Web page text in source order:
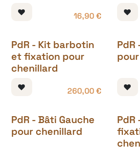
16,90€
PdR - Kit barbotin
et fixation pour
chenillard
260,00€
PdR - Bâti Gauche
pour chenillard
PdR